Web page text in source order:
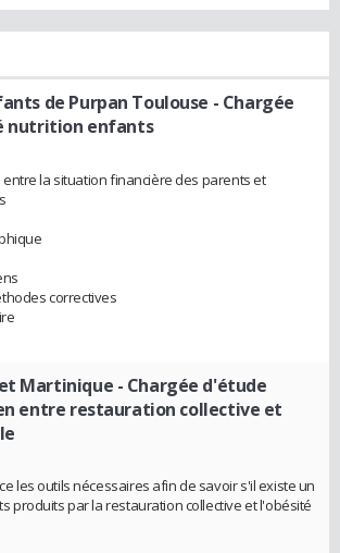
de Purpan Toulouse - Chargée
nutrition enfants
entre la situation financière des parents et
correctives
Martinique - Chargée d'étude
entre restauration collective et
les outils nécessaires afin de savoir s'il existe un
produits par la restauration collective et l'obésité